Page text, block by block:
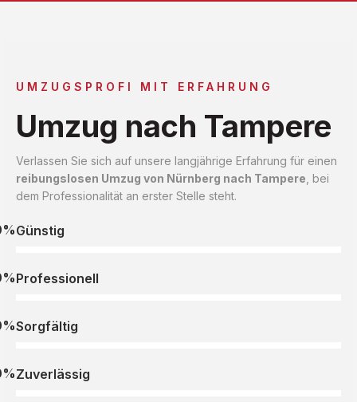
UMZUGSPROFI MIT ERFAHRUNG
Umzug nach Tampere
Verlassen Sie sich auf unsere langjährige Erfahrung für einen
reibungslosen Umzug von Nürnberg nach Tampere , bei
dem Professionalität an erster Stelle steht.
Günstig
Professionell
Sorgfältig
Zuverlässig